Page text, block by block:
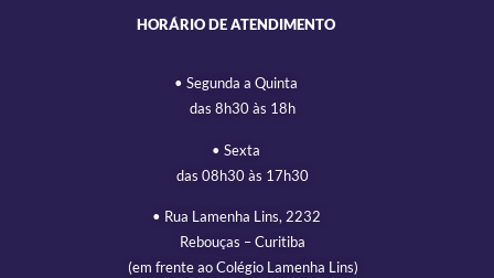
HORÁRIO DE ATENDIMENTO
• Segunda a Quinta
das 8h30 às 18h
• Sexta
das 08h30 às 17h30
• Rua Lamenha Lins, 2232
Rebouças – Curitiba
(em frente ao Colégio Lamenha Lins)